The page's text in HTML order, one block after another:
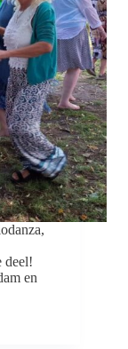
deel!
en